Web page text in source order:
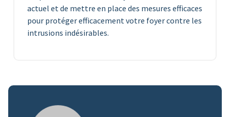
actuel et de mettre en place des mesures efficaces
pour protéger efficacement votre foyer contre les
intrusions indésirables.